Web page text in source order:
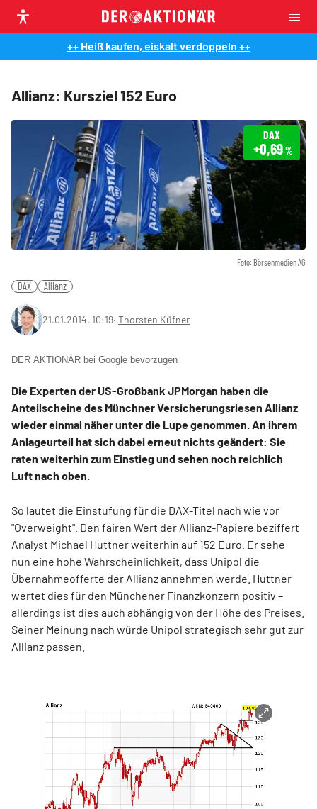
++ Heiß kaufen, eiskalt verdoppeln ++
Allianz: Kursziel 152 Euro
Foto: Börsenmedien AG
DAX
+0,69%
DAX Allianz
21.01.2014, 10:19‧ Thorsten Küfner
DER AKTIONÄR bei Google bevorzugen
Die Experten der US-Großbank JPMorgan haben die
Anteilscheine des Münchner Versicherungsriesen Allianz
wieder einmal näher unter die Lupe genommen. An ihrem
Anlageurteil hat sich dabei erneut nichts geändert: Sie
raten weiterhin zum Einstieg und sehen noch reichlich
Luft nach oben.
So lautet die Einstufung für die DAX-Titel nach wie vor
"Overweight". Den fairen Wert der Allianz-Papiere beziffert
Analyst Michael Huttner weiterhin auf 152 Euro. Er sehe
nun eine hohe Wahrscheinlichkeit, dass Unipol die
Übernahmeofferte der Allianz annehmen werde. Huttner
wertet dies für den Münchener Finanzkonzern positiv –
allerdings ist dies auch abhängig von der Höhe des Preises.
Seiner Meinung nach würde Unipol strategisch sehr gut zur
Allianz passen.